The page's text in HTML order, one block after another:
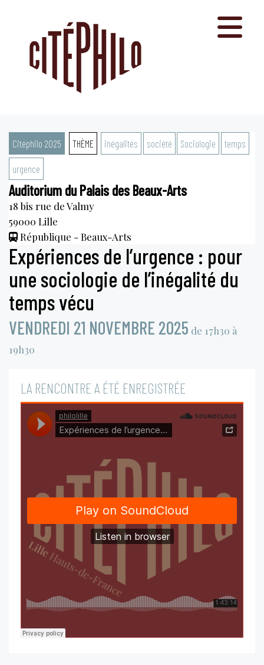
Citéphilo 2025 THÈME inégalités société Sociologie temps
urgence
Auditorium du Palais des Beaux-Arts
18 bis rue de Valmy
59000 Lille
République - Beaux-Arts
Expériences de l’urgence : pour
une sociologie de l’inégalité du
temps vécu
VENDREDI 21 NOVEMBRE 2025 de 17h30 à
19h30
LA RENCONTRE A ÉTÉ ENREGISTRÉE